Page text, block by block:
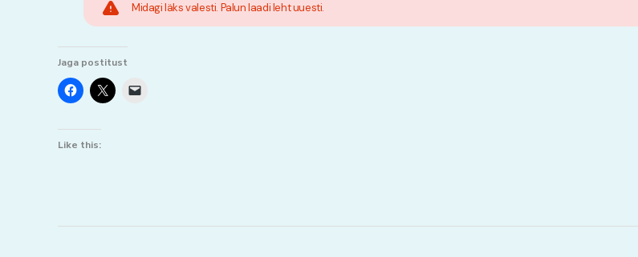
Midagi läks valesti. Palun laadi leht uuesti.
Jaga postitust
Like this: